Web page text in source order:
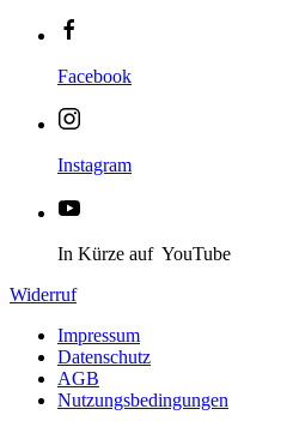
Facebook
Instagram
In Kürze auf YouTube
Widerruf
Impressum
Datenschutz
AGB
Nutzungsbedingungen